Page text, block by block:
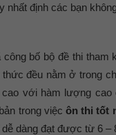
nhất định các bạn
bố bộ đề thi tham
đều nằm ở trong
cao với hàm lượng
trong việc ôn thi tốt
dàng đạt được từ 6 –